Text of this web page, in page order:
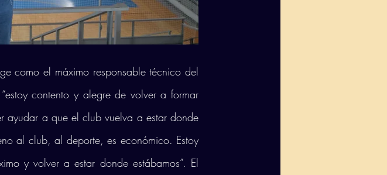
como el máximo responsable técnico del
contento y alegre de volver a formar
ayudar a que el club vuelva a estar donde
al club, al deporte, es económico. Estoy
y volver a estar donde estábamos”. El